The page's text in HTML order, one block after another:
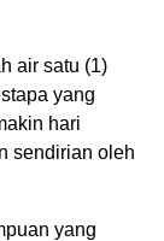
air satu (1)
yang
hari
sendirian oleh
yang